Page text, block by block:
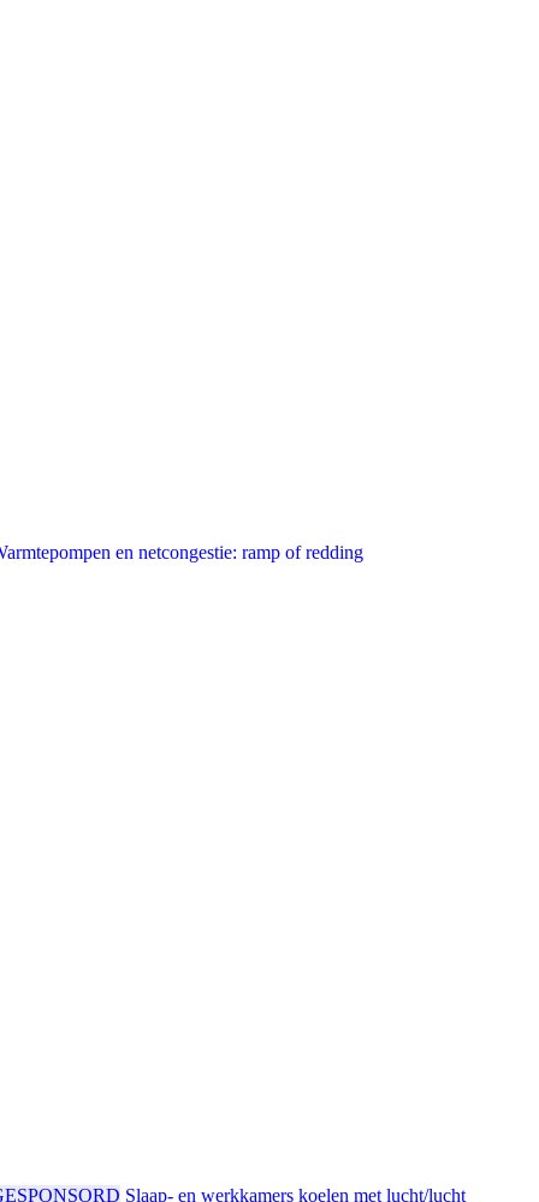
en netcongestie: ramp of redding
Slaap- en werkkamers koelen met lucht/lucht